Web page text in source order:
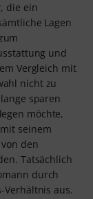
die ein
Lagen
und
Vergleich mit
nicht zu
sparen
möchte,
seinem
den
Tatsächlich
durch
Verhältnis aus.